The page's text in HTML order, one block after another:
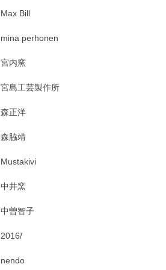
Max Bill
mina perhonen
宮内窯
宮島工芸製作所
森正洋
森脇靖
Mustakivi
中井窯
中曽智子
2016/
nendo